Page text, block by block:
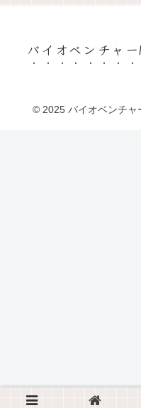
バイオベンチャ
© 2025 バイオベンチャ